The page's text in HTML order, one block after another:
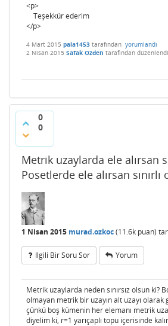
<p>
Teşekkür ederim
</p>
4 Mart 2015 pala1453 tarafından yorumlandı
2 Nisan 2015 Safak Ozden tarafından düzenlendi
0
0
Metrik uzaylarda ele alırsan
Posetlerde ele alırsan
1 Nisan 2015 murad.ozkoc(11.6k puan)
Ilgili Bir Soru Sor Yorum
Metrik uzaylarda neden sınırsız olsun ki?
olmayan metrik bir uzayın alt uzayı olarak
çünkü boş kümenin her elemanı metrik
diyelim ki, r=1 yarıçaplı topu içerisinde